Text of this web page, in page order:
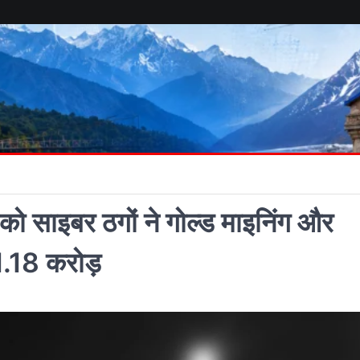
साइबर ठगों ने गोल्ड माइनिंग और
करोड़